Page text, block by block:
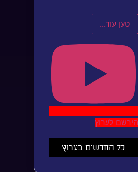
טען עוד...
הירשם לערוץ
כל החדשים בערוץ